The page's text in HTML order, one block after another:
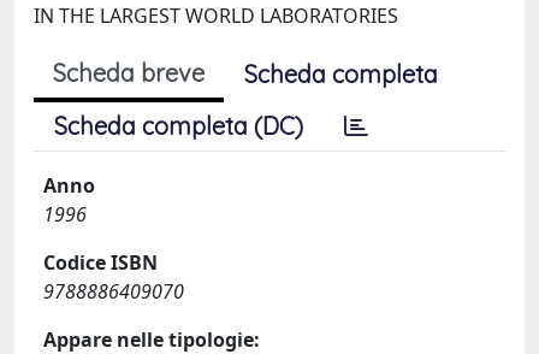
IN THE LARGEST WORLD LABORATORIES
Scheda breve
Scheda completa
Scheda completa (DC)
Anno
1996
Codice ISBN
9788886409070
Appare nelle tipologie: